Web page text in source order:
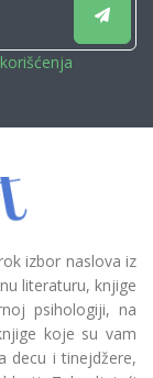
izbor naslova iz
literaturu, knjige
psihologiji, na
koje su vam
decu i tinejdžere,